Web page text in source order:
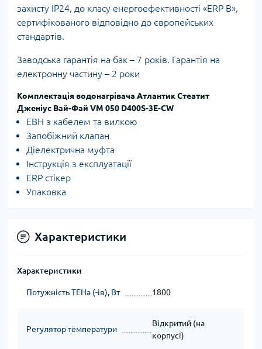
захисту IP24, до класу енергоефективності «ERP B»,
сертифікованого відповідно до європейських
стандартів.
Заводська гарантія на бак – 7 років. Гарантія на
електронну частину – 2 роки
Комплектація водонагрівача Атлантик Стеатит
Дженіус Вай-Фай VM 050 D400S-3E-CW
ЕВН з кабелем та вилкою
Запобіжний клапан
Діелектрична муфта
Інструкція з експлуатації
ERP стікер
Упаковка
Характеристики
Характеристики
Потужність ТЕНа (-ів), Вт 1800
Регулятор температури
Відкритий (на
корпусі)